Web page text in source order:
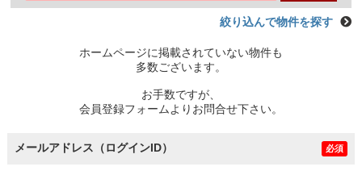
絞り込んで物件を探す
ホームページに掲載されていない物件も
多数ございます。
お手数ですが、
会員登録フォームよりお問合せ下さい。
メールアドレス（ログインID） 必須